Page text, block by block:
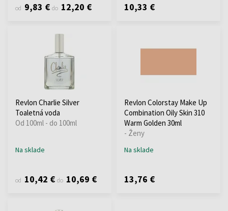
od 9,83 € do 12,20 € 10,33 €
Revlon Charlie Silver
Toaletná voda
Od 100ml - do 100ml
Na sklade
od 10,42 € do 10,69 €
Revlon Colorstay Make Up
Combination Oily Skin 310
Warm Golden 30ml
- Ženy
Na sklade
13,76 €